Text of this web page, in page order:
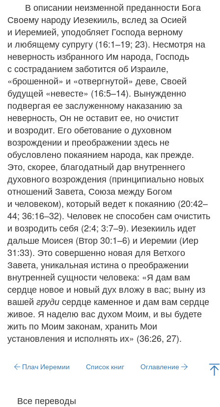
В описании неизменной преданности Бога
Своему народу Иезекииль, вслед за Осией
и Иеремией, уподобляет Господа верному
и любящему супругу (16:1–19; 23). Несмотря на
неверность избранного Им народа, Господь
с состраданием заботится об Израиле,
«брошенной» и «отвергнутой» деве, Своей
будущей «невесте» (16:5–14). Вынужденно
подвергая ее заслуженному наказанию за
неверность, Он не оставит ее, но очистит
и возродит. Его обетование о духовном
возрождении и преображении здесь не
обусловлено покаянием народа, как прежде.
Это, скорее, благодатный дар внутреннего
духовного возрождения (принципиально новых
отношений Завета, Союза между Богом
и человеком), который ведет к покаянию (20:42–
44; 36:16–32). Человек не способен сам очистить
и возродить себя (2:4; 3:7–9). Иезекииль идет
дальше Моисея (Втор 30:1–6) и Иеремии (Иер
31:33). Это совершенно новая для Ветхого
Завета, уникальная истина о преображении
внутренней сущности человека: «Я дам вам
сердце новое и новый дух вложу в вас; выну из
вашей груди сердце каменное и дам вам сердце
живое. Я наделю вас духом Моим, и вы будете
жить по Моим законам, хранить Мои
установления и исполнять их» (36:26, 27).
Плач Иеремии Список книг Оглавление
Все переводы